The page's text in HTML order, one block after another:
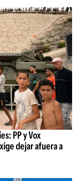
PP y Vox
dejar afuera a